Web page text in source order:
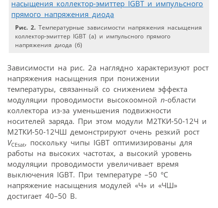
Рис. 2. Температурные зависимости напряжения насыщения
коллектор-эмиттер IGBT (а) и импульсного прямого
напряжения диода (б)
Зависимости на рис. 2а наглядно характеризуют рост
напряжения насыщения при понижении
температуры, связанный со снижением эффекта
модуляции проводимости высокоомной n-области
коллектора из-за уменьшения подвижности
носителей заряда. При этом модули М2ТКИ-50-12Ч и
М2ТКИ-50-12ЧШ демонстрируют очень резкий рост
VCEsat, поскольку чипы IGBT оптимизированы для
работы на высоких частотах, а высокий уровень
модуляции проводимости увеличивает время
выключения IGBT. При температуре –50 °C
напряжение насыщения модулей «Ч» и «ЧШ»
достигает 40–50 В.